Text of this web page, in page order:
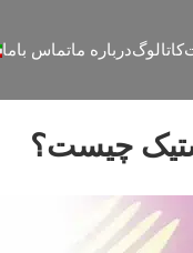
کاتالوگدرباره ماتماس باما
چیست؟